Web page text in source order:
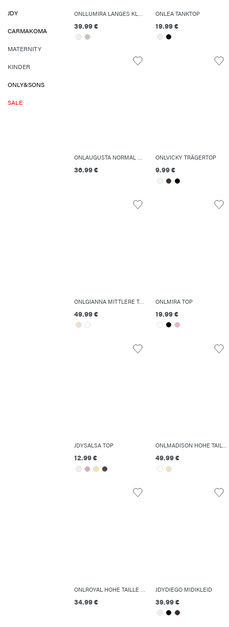
JDY
CARMAKOMA
MATERNITY
KINDER
ONLY&SONS
SALE
39.99 €
ONLEA TANKTOP
19.99 €
ONLAUGUSTA NORMAL GESCHNITTEN HOSE MIT WEITEM BEINSCHNITT
36.99 €
ONLVICKY TRÄGERTOP
9.99 €
ONLGIANNA MITTLERE TAILLE BALLON SCHNITT JEANS
49.99 €
ONLMIRA TOP
19.99 €
JDYSALSA TOP
12.99 €
ONLMADISON HOHE TAILLE WEITER BEINSCHNITT JEANS
49.99 €
34.99 €
JDYDIEGO MIDIKLEID
39.99 €